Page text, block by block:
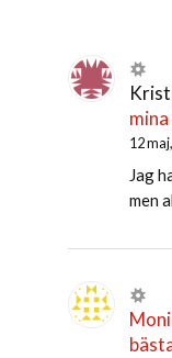
12
Jag
men